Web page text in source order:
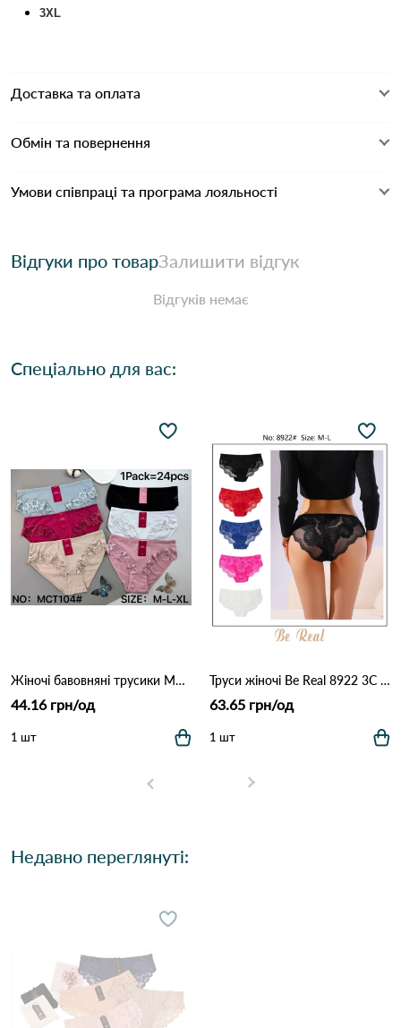
3XL
Доставка та оплата
Обмін та повернення
Умови співпраці та програма лояльності
Відгуки про товарЗалишити відгук
Відгуків немає
Спеціально для вас:
Жіночі бавовняні трусики MCT104 (M–XL) 12B Різні кольори
44.16 грн/од
1 шт
Труси жіночі Be Real 8922 3C Різні кольори
63.65 грн/од
1 шт
Недавно переглянуті: